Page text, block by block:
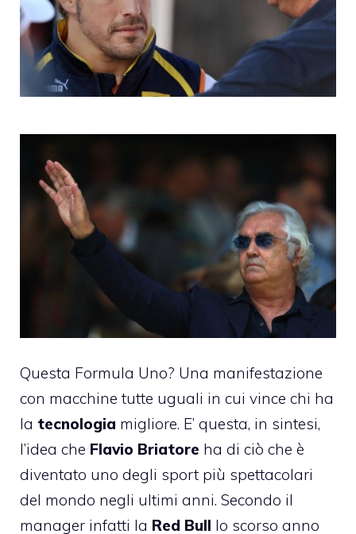
Questa Formula Uno? Una manifestazione
con macchine tutte uguali in cui vince chi ha
la tecnologia migliore. E’ questa, in sintesi,
l’idea che Flavio Briatore ha di ciò che è
diventato uno degli sport più spettacolari
del mondo negli ultimi anni. Secondo il
manager infatti la Red Bull lo scorso anno